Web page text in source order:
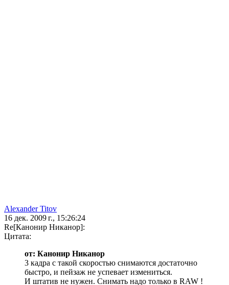
Alexander Titov
16 дек. 2009 г., 15:26:24
Re[Канонир Никанор]:
Цитата:
от: Канонир Никанор
3 кадра с такой скоростью снимаются достаточно
быстро, и пейзаж не успевает измениться.
И штатив не нужен. Снимать надо только в RAW !